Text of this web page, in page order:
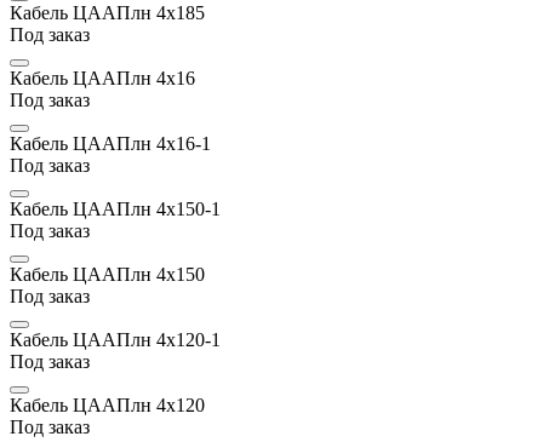
Кабель ЦААПлн 4х185
Под заказ
Кабель ЦААПлн 4х16
Под заказ
Кабель ЦААПлн 4х16-1
Под заказ
Кабель ЦААПлн 4х150-1
Под заказ
Кабель ЦААПлн 4х150
Под заказ
Кабель ЦААПлн 4х120-1
Под заказ
Кабель ЦААПлн 4х120
Под заказ